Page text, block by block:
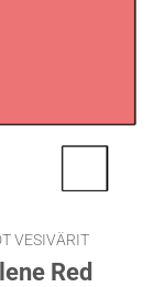
VESIVÄRIT
Red